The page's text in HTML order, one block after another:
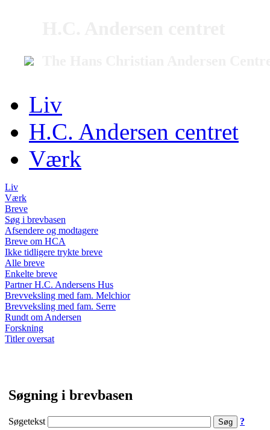
Liv
H.C. Andersen centret
Værk
Liv
Værk
Breve
Søg i brevbasen
Afsendere og modtagere
Breve om HCA
Ikke tidligere trykte breve
Alle breve
Enkelte breve
Partner H.C. Andersens Hus
Brevveksling med fam. Melchior
Brevveksling med fam. Serre
Rundt om Andersen
Forskning
Titler oversat
Søgning i brevbasen
Søgetekst ?